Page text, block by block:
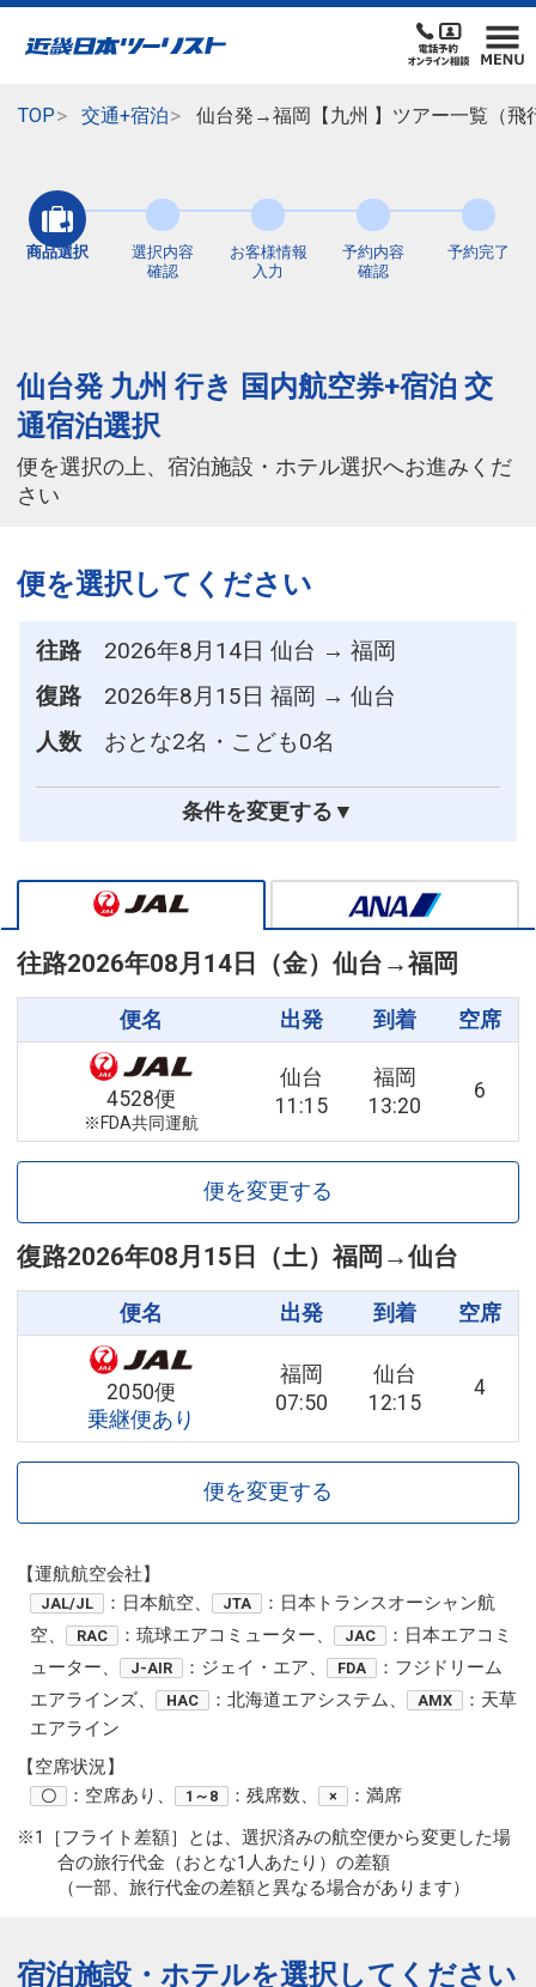
TOP 交通+宿泊 仙台発→福岡【九州 】ツアー一覧（飛
商品選択
選択内容
確認
お客様情報
入力
予約内容
確認
予約完了
仙台発 九州 行き 国内航空券+宿泊 交
通宿泊選択
便を選択の上、宿泊施設・ホテル選択へお進みくだ
さい
便を選択してください
往路
2026年8月14日 仙台 → 福岡
復路
2026年8月15日 福岡 → 仙台
人数
おとな2名・こども0名
条件を変更する▼
往路2026年08月14日（金） 仙台 →福岡
便名 出発 到着 空席
4528便
※FDA共同運航
仙台
11:15
福岡
13:20
6
便を変更する
復路2026年08月15日（土）福岡 →仙台
便名 出発 到着 空席
2050便
乗継便あり
福岡
07:50
仙台
12:15
4
便を変更する
【運航航空会社】
JAL/JL ：日本航空、 JTA
：日本トランスオーシャン航
空、
RAC ：琉球エアコミューター、 JAC
：日本エアコミ
ューター、
J-AIR ：ジェイ・エア、 FDA
：フジドリーム
エアラインズ、
HAC ：北海道エアシステム、 AMX
：天草
エアライン
【空席状況】
〇 ：空席あり、 1～8 ：残席数、 ×
：満席
※1［フライト差額］とは、選択済みの航空便から変更した場
合の旅行代金（おとな1人あたり）の差額
（一部、旅行代金の差額と異なる場合があります）
宿泊施設・ホテルを選択してください